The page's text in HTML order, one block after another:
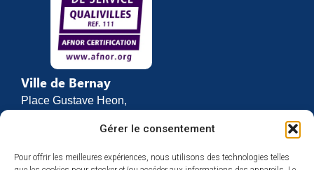
Gérer le consentement
Pour offrir les meilleures expériences, nous utilisons des technologies telles
Ville de Bernay
Place Gustave Heon,
27307 BERNAY
02 32 46 63 00